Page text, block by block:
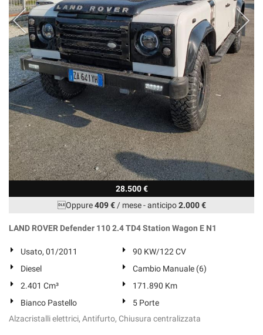
28.500 €
Oppure409 €/ mese-anticipo2.000 €
LAND ROVER Defender 110 2.4 TD4 Station Wagon E N1
Usato, 01/2011
90 KW/122 CV
Diesel
Cambio Manuale (6)
2.401 Cm³
171.890 Km
Bianco Pastello
5 Porte
Alzacristalli elettrici, Antifurto, Chiusura centralizzata